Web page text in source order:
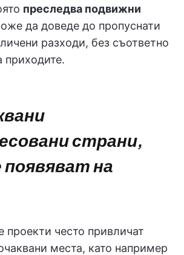
преследва подвижни
да доведе до пропуснати
разходи, без съответно
приходите.
страни,
появяват на
проекти често привличат
места, като например